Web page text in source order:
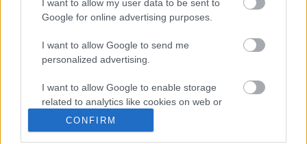
I want to allow my user data to be sent to
Google for online advertising purposes.
I want to allow Google to send me
personalized advertising.
I want to allow Google to enable storage
related to analytics like cookies on web or
device identifiers in apps.
CONFIRM